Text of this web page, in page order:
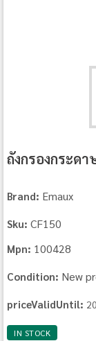
ถังกรองกระดา
Brand: Emaux
Sku: CF150
Mpn: 100428
Condition: New
priceValidUntil:
IN STOCK